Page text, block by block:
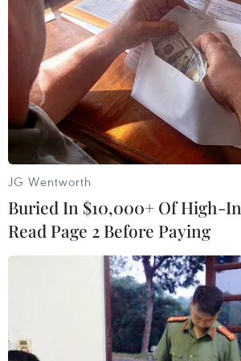
#rò rỉ tài liệu mật
#Ngũ Nhãn
#Five
#chia sẻ thông tin
Hàn Quốc
JG Wentworth
Buried In $10,000+ Of High-
Read Page 2 Before Paying